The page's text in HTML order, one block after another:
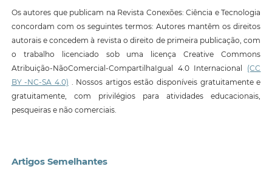
Os autores que publicam na Revista Conexões: Ciência e Tecnologia
concordam com os seguintes termos: Autores mantêm os direitos
autorais e concedem à revista o direito de primeira publicação, com
o trabalho licenciado sob uma licença Creative Commons
Atribuição-NãoComercial-CompartilhaIgual 4.0 Internacional (CC
BY -NC-SA 4.0) . Nossos artigos estão disponíveis gratuitamente e
gratuitamente, com privilégios para atividades educacionais,
pesqueiras e não comerciais.
Artigos Semelhantes